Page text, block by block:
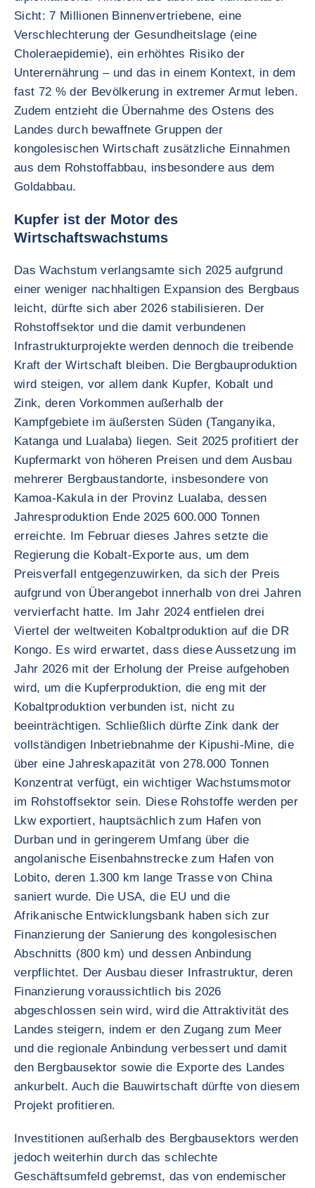
Sicht: 7 Millionen Binnenvertriebene, eine
Verschlechterung der Gesundheitslage (eine
Choleraepidemie), ein erhöhtes Risiko der
Unterernährung – und das in einem Kontext, in dem
fast 72 % der Bevölkerung in extremer Armut leben.
Zudem entzieht die Übernahme des Ostens des
Landes durch bewaffnete Gruppen der
kongolesischen Wirtschaft zusätzliche Einnahmen
aus dem Rohstoffabbau, insbesondere aus dem
Goldabbau.
Kupfer ist der Motor des
Wirtschaftswachstums
Das Wachstum verlangsamte sich 2025 aufgrund
einer weniger nachhaltigen Expansion des Bergbaus
leicht, dürfte sich aber 2026 stabilisieren. Der
Rohstoffsektor und die damit verbundenen
Infrastrukturprojekte werden dennoch die treibende
Kraft der Wirtschaft bleiben. Die Bergbauproduktion
wird steigen, vor allem dank Kupfer, Kobalt und
Zink, deren Vorkommen außerhalb der
Kampfgebiete im äußersten Süden (Tanganyika,
Katanga und Lualaba) liegen. Seit 2025 profitiert der
Kupfermarkt von höheren Preisen und dem Ausbau
mehrerer Bergbaustandorte, insbesondere von
Kamoa-Kakula in der Provinz Lualaba, dessen
Jahresproduktion Ende 2025 600.000 Tonnen
erreichte. Im Februar dieses Jahres setzte die
Regierung die Kobalt-Exporte aus, um dem
Preisverfall entgegenzuwirken, da sich der Preis
aufgrund von Überangebot innerhalb von drei Jahren
vervierfacht hatte. Im Jahr 2024 entfielen drei
Viertel der weltweiten Kobaltproduktion auf die DR
Kongo. Es wird erwartet, dass diese Aussetzung im
Jahr 2026 mit der Erholung der Preise aufgehoben
wird, um die Kupferproduktion, die eng mit der
Kobaltproduktion verbunden ist, nicht zu
beeinträchtigen. Schließlich dürfte Zink dank der
vollständigen Inbetriebnahme der Kipushi-Mine, die
über eine Jahreskapazität von 278.000 Tonnen
Konzentrat verfügt, ein wichtiger Wachstumsmotor
im Rohstoffsektor sein. Diese Rohstoffe werden per
Lkw exportiert, hauptsächlich zum Hafen von
Durban und in geringerem Umfang über die
angolanische Eisenbahnstrecke zum Hafen von
Lobito, deren 1.300 km lange Trasse von China
saniert wurde. Die USA, die EU und die
Afrikanische Entwicklungsbank haben sich zur
Finanzierung der Sanierung des kongolesischen
Abschnitts (800 km) und dessen Anbindung
verpflichtet. Der Ausbau dieser Infrastruktur, deren
Finanzierung voraussichtlich bis 2026
abgeschlossen sein wird, wird die Attraktivität des
Landes steigern, indem er den Zugang zum Meer
und die regionale Anbindung verbessert und damit
den Bergbausektor sowie die Exporte des Landes
ankurbelt. Auch die Bauwirtschaft dürfte von diesem
Projekt profitieren.
Investitionen außerhalb des Bergbausektors werden
jedoch weiterhin durch das schlechte
Geschäftsumfeld gebremst, das von endemischer